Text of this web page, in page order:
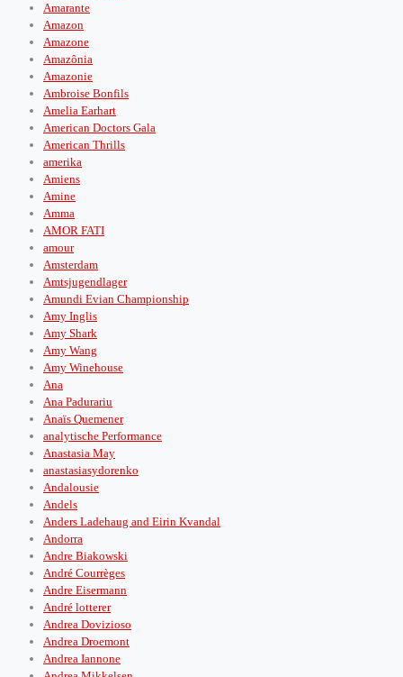
Amarante
Amazon
Amazone
Amazônia
Amazonie
Ambroise Bonfils
Amelia Earhart
American Doctors Gala
American Thrills
amerika
Amiens
Amine
Amma
AMOR FATI
amour
Amsterdam
Amtsjugendlager
Amundi Evian Championship
Amy Inglis
Amy Shark
Amy Wang
Amy Winehouse
Ana
Ana Padurariu
Anaïs Quemener
analytische Performance
Anastasia May
anastasiasydorenko
Andalousie
Andels
Anders Ladehaug and Eirin Kvandal
Andorra
Andre Biakowski
André Courrèges
Andre Eisermann
André lotterer
Andrea Dovizioso
Andrea Droemont
Andrea Iannone